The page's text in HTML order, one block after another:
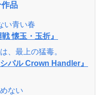
品
い青い春
懐玉・玉折』
、最上の猛毒。
パル Crown Handler』
ない